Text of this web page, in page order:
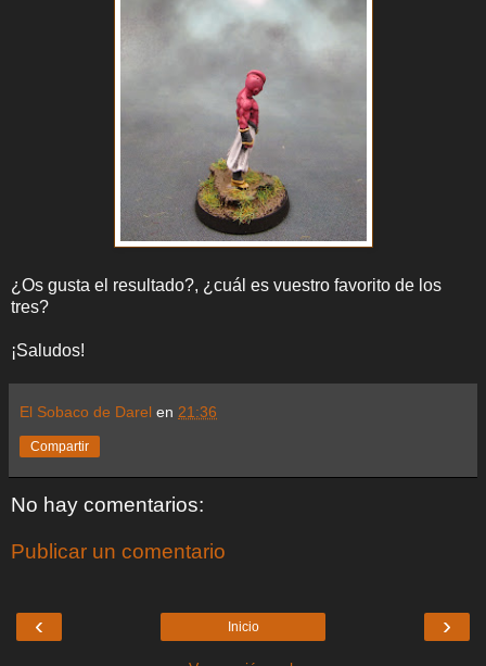
¿Os gusta el resultado?, ¿cuál es vuestro favorito de los
tres?
¡Saludos!
El Sobaco de Darel en 21:36
Compartir
No hay comentarios:
Publicar un comentario
‹ ›
Inicio